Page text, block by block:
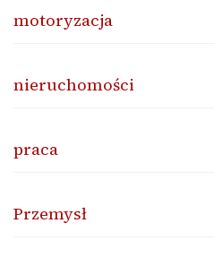
motoryzacja
nieruchomości
praca
Przemysł